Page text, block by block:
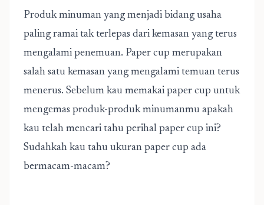
Produk minuman yang menjadi bidang usaha
paling ramai tak terlepas dari kemasan yang terus
mengalami penemuan. Paper cup merupakan
salah satu kemasan yang mengalami temuan terus
menerus. Sebelum kau memakai paper cup untuk
mengemas produk-produk minumanmu apakah
kau telah mencari tahu perihal paper cup ini?
Sudahkah kau tahu ukuran paper cup ada
bermacam-macam?